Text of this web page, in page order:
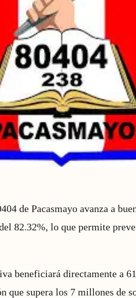
de Pacasmayo avanza a
82.32%, lo que permite
beneficiará directamente a
que supera los 7 millones de